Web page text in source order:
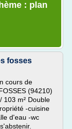
: plan
fosses
cours de
(94210)
103 m² Double
-cuisine
d'eau -wc